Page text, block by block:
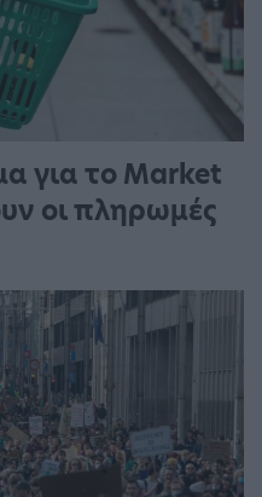
για το Market
οι πληρωμές